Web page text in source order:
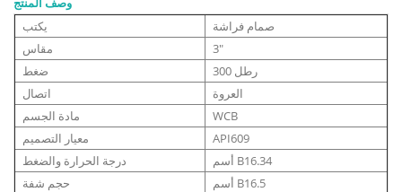
يكتب
صمام فراشة
مقاس
3"
ضغط
300 رطل
اتصال
العروة
مادة الجسم
WCB
معيار التصميم
API609
درجة الحرارة والضغط
أسم B16.34
حجم شفة
أسم B16.5